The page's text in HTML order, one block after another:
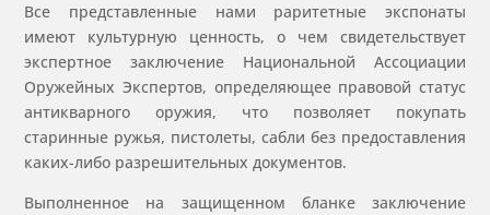
Все представленные нами раритетные экспонаты
имеют культурную ценность, о чем свидетельствует
экспертное заключение Национальной Ассоциации
Оружейных Экспертов, определяющее правовой статус
антикварного оружия, что позволяет покупать
старинные ружья, пистолеты, сабли без предоставления
каких-либо разрешительных документов.
Выполненное на защищенном бланке заключение